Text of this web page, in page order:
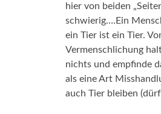
hier von beiden
schwierig….Ein
ein Tier ist ein Tier.
Vermenschlichung
nichts und empfinde
als eine Art
auch Tier bleiben